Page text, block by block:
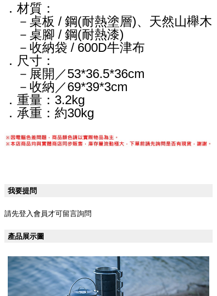
．材質：
－桌板 / 鋼(耐熱塗層)、天然山櫸木
－桌腳 / 鋼(耐熱漆)
－收納袋 / 600D牛津布
．尺寸：
－展開／53*36.5*36cm
－收納／69*39*3cm
．重量：3.2kg
．承重：約30kg
我要提問
請先登入會員才可留言詢問
產品展示圖